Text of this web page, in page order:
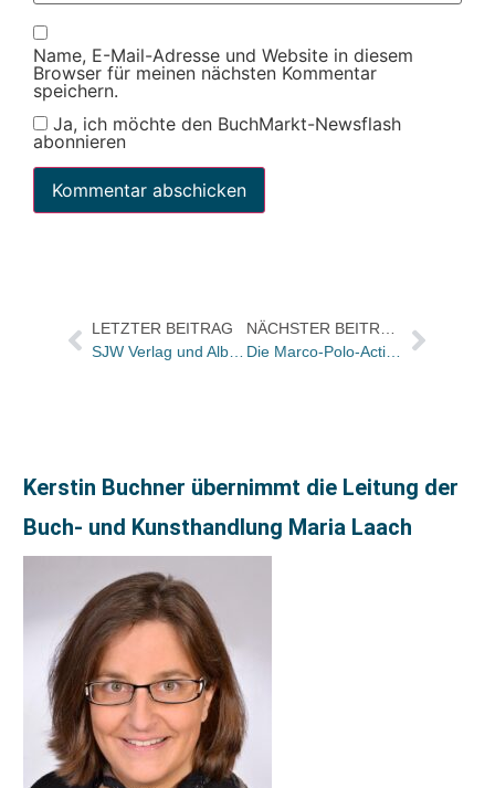
Name, E-Mail-Adresse und Website in diesem
Browser für meinen nächsten Kommentar
speichern.
Ja, ich möchte den BuchMarkt-Newsflash
abonnieren
LETZTER BEITRAG
SJW Verlag und Albertine mit Schweizer Kinder- und Jugendmedienpreis ausgezeichnet
Kerstin Buchner übernimmt die Leitung der
Buch- und Kunsthandlung Maria Laach